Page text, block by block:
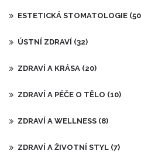
ESTETICKÁ STOMATOLOGIE
ÚSTNÍ ZDRAVÍ (32)
ZDRAVÍ A KRÁSA (20)
ZDRAVÍ A PÉČE O TĚLO (10)
ZDRAVÍ A WELLNESS (8)
ZDRAVÍ A ŽIVOTNÍ STYL (7)